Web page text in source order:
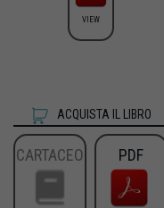
VIEW
ACQUISTA IL LIBRO
CARTACEO PDF